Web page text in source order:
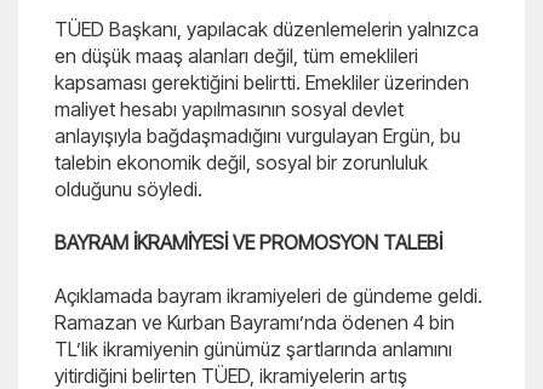
TÜED Başkanı, yapılacak düzenlemelerin yalnızca
en düşük maaş alanları değil, tüm emeklileri
kapsaması gerektiğini belirtti. Emekliler üzerinden
maliyet hesabı yapılmasının sosyal devlet
anlayışıyla bağdaşmadığını vurgulayan Ergün, bu
talebin ekonomik değil, sosyal bir zorunluluk
olduğunu söyledi.
BAYRAM İKRAMİYESİ VE PROMOSYON TALEBİ
Açıklamada bayram ikramiyeleri de gündeme geldi.
Ramazan ve Kurban Bayramı’nda ödenen 4 bin
TL’lik ikramiyenin günümüz şartlarında anlamını
yitirdiğini belirten TÜED, ikramiyelerin artış